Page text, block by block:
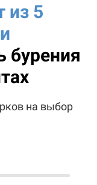
из 5
бурения
на выбор